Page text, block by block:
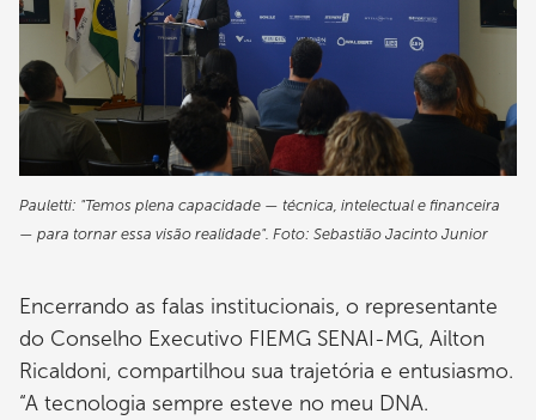
Pauletti: "Temos plena capacidade — técnica, intelectual e financeira
— para tornar essa visão realidade". Foto: Sebastião Jacinto Junior
Encerrando as falas institucionais, o representante
do Conselho Executivo FIEMG SENAI-MG, Ailton
Ricaldoni, compartilhou sua trajetória e entusiasmo.
“A tecnologia sempre esteve no meu DNA.